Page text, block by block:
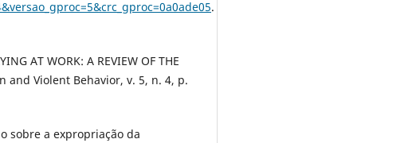
.
AT WORK: A REVIEW OF THE
and Violent Behavior, v. 5, n. 4, p.
sobre a expropriação da